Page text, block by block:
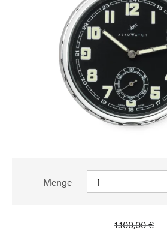
Menge
1.100,00 €